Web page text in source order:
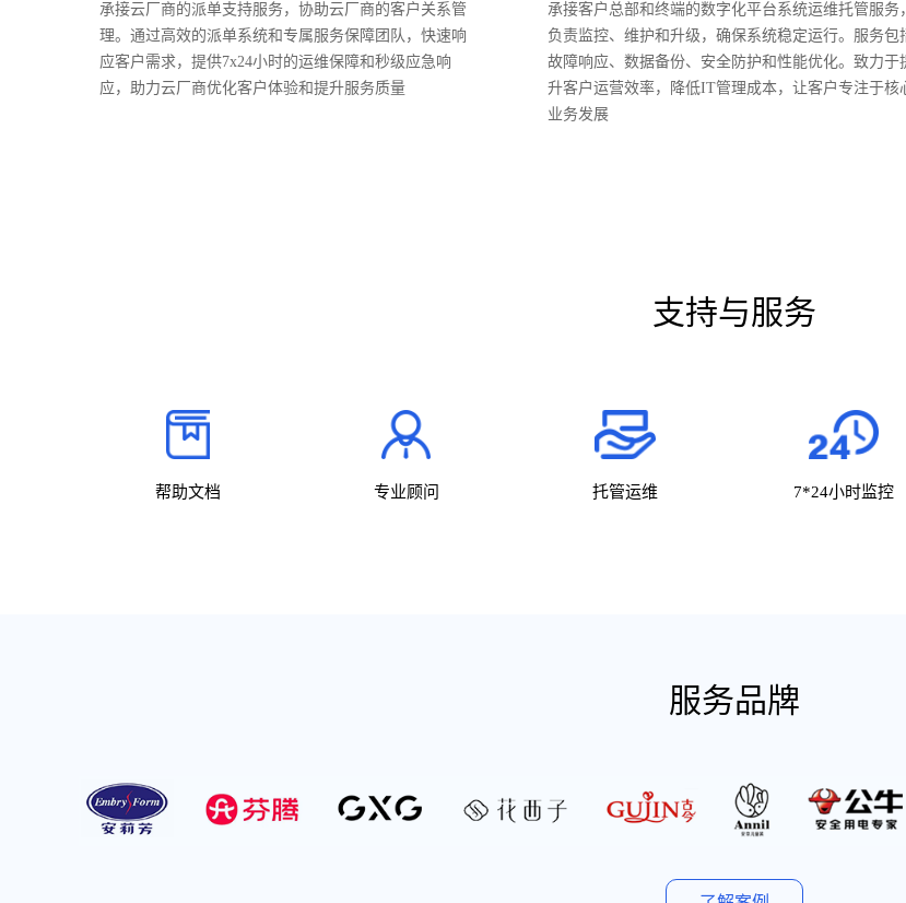
承接云厂商的派单支持服务，协助云厂商的客户关系管
理。通过高效的派单系统和专属服务保障团队，快速响
应客户需求，提供7x24小时的运维保障和秒级应急响
应，助力云厂商优化客户体验和提升服务质量
承接客户总部和终端的数字化平台系统运维托管服务，
负责监控、维护和升级，确保系统稳定运行。服务包
故障响应、数据备份、安全防护和性能优化。致力于
升客户运营效率，降低IT管理成本，让客户专注于核
业务发展
支持与服务
帮助文档 专业顾问 托管运维 7*24小时监控
服务品牌